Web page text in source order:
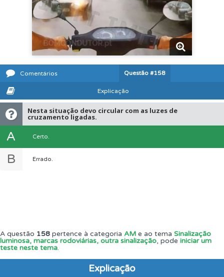
Comentários Questão #158
Explicação
Nesta situação devo circular com as luzes de
cruzamento ligadas.
A Certo.
B Errado.
A questão 158 pertence à categoria AM e ao tema Sinalização
luminosa, marcas rodoviárias, outra sinalização, pode iniciar um
teste neste tema.
Explicação